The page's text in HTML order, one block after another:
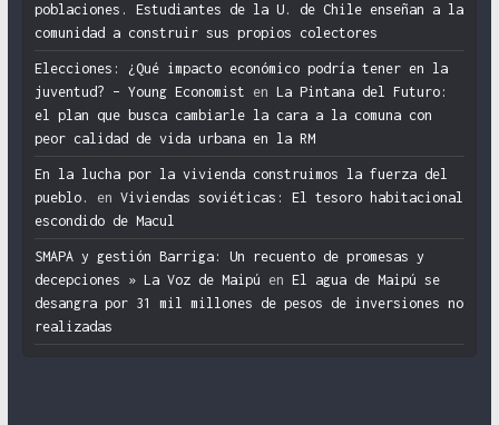
poblaciones. Estudiantes de la U. de Chile enseñan a la
comunidad a construir sus propios colectores
Elecciones: ¿Qué impacto económico podría tener en la
juventud? – Young Economist en La Pintana del Futuro:
el plan que busca cambiarle la cara a la comuna con
peor calidad de vida urbana en la RM
En la lucha por la vivienda construimos la fuerza del
pueblo.
en Viviendas soviéticas: El tesoro habitacional
escondido de Macul
SMAPA y gestión Barriga: Un recuento de promesas y
decepciones » La Voz de Maipú en El agua de Maipú se
desangra por 31 mil millones de pesos de inversiones no
realizadas